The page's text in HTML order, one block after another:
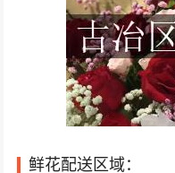
卑家店镇委 33
鲜花配送区域：